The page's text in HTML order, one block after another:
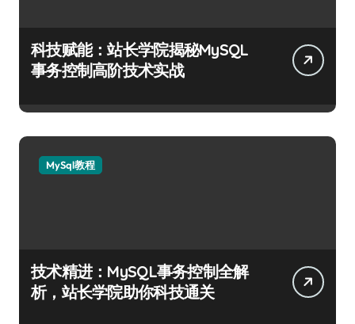
科技赋能：站长学院揭秘MySQL
事务控制高阶技术实战
MySql教程
技术精进：MySQL事务控制全解
析，站长学院助你科技通关